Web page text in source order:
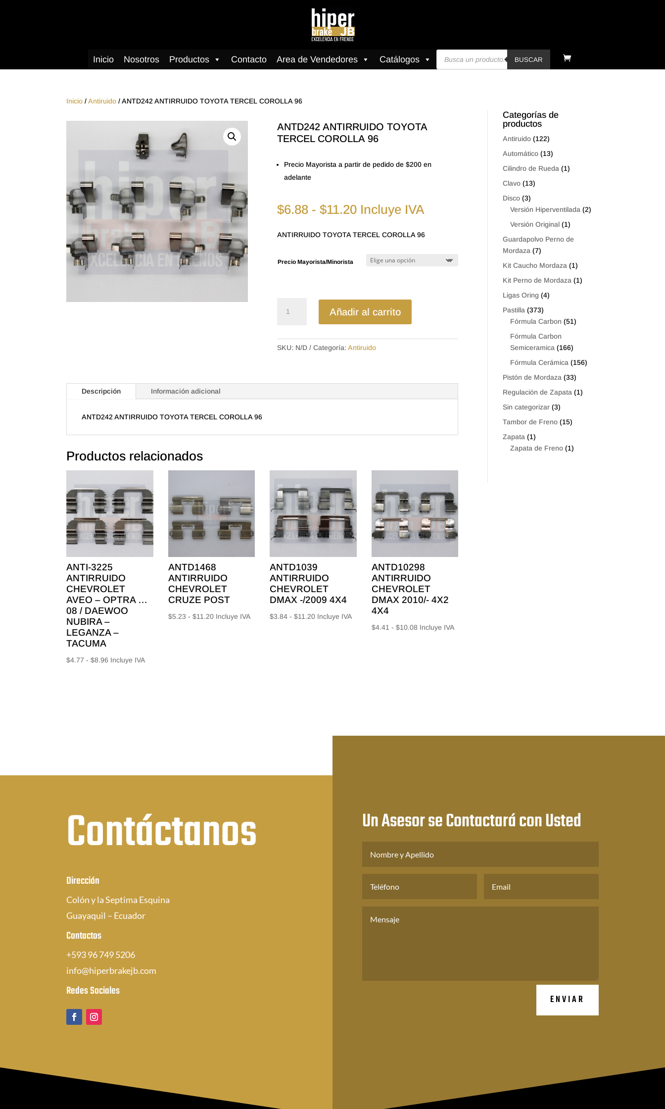
Inicio Nosotros Productos Contacto Area de Vendedores Catálogos
Búsqueda
BUSCAR
Inicio /Antiruido / ANTD242 ANTIRRUIDO TOYOTA TERCEL COROLLA 96
ANTD242 ANTIRRUIDO TOYOTA
TERCEL COROLLA 96
Precio Mayorista a partir de pedido de $200 en
adelante
$6.88 - $11.20Rango
precios:
$6.88
hasta
Incluye IVA
ANTIRRUIDO TOYOTA TERCEL COROLLA 96
Precio Mayorista/Minorista
ANTIRRUIDO
TERCEL
COROLLA
Añadir al carrito
SKU: N/D Categoría: Antiruido
Descripción Información adicional
ANTD242 ANTIRRUIDO TOYOTA TERCEL COROLLA 96
Productos relacionados
ANTI-3225
ANTIRRUIDO
CHEVROLET
AVEO – OPTRA …
08 / DAEWOO
NUBIRA –
LEGANZA –
TACUMA
$4.77 - $8.96 Rango
Incluye IVA
ANTD1468
ANTIRRUIDO
CHEVROLET
CRUZE POST
$5.23 - $11.20Rango
Incluye IVA
ANTD1039
ANTIRRUIDO
CHEVROLET
DMAX -/2009 4X4
$3.84 - $11.20Rango
Incluye IVA
ANTD10298
ANTIRRUIDO
CHEVROLET
DMAX 2010/- 4X2
4X4
$4.41 - $10.08Rango
Incluye IVA
Categorías de
productos
Antiruido (122)
Automático (13)
Cilindro de Rueda (1)
Clavo (13)
Disco (3)
Versión Hiperventilada (2)
Versión Original (1)
Guardapolvo Perno de
Mordaza (7)
Kit Caucho Mordaza (1)
Kit Perno de Mordaza (1)
Ligas Oring (4)
Pastilla (373)
Fórmula Carbon (51)
Fórmula Carbon
Semiceramica (166)
Fórmula Cerámica (156)
Pistón de Mordaza (33)
Regulación de Zapata (1)
Sin categorizar (3)
Tambor de Freno (15)
Zapata (1)
Zapata de Freno (1)
Contáctanos
Dirección
Colón y la Septima Esquina
Guayaquil – Ecuador
Contactos
+593 96 749 5206
info@hiperbrakejb.com
Redes Sociales
Un Asesor se Contactará con Usted
ENVIAR